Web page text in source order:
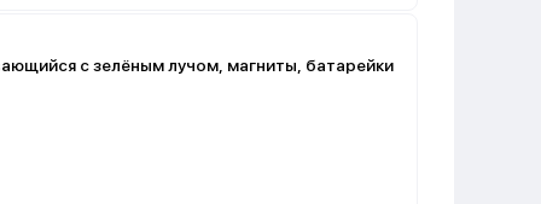
с зелёным лучом, магниты, батарейки